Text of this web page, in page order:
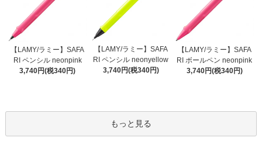
【LAMY/ラミー】SAFA
RI ペンシル neonpink
3,740円(税340円)
【LAMY/ラミー】SAFA
RI ペンシル neonyellow
3,740円(税340円)
【LAMY/ラミー】SAFA
RI ボールペン neonpink
3,740円(税340円)
もっと見る